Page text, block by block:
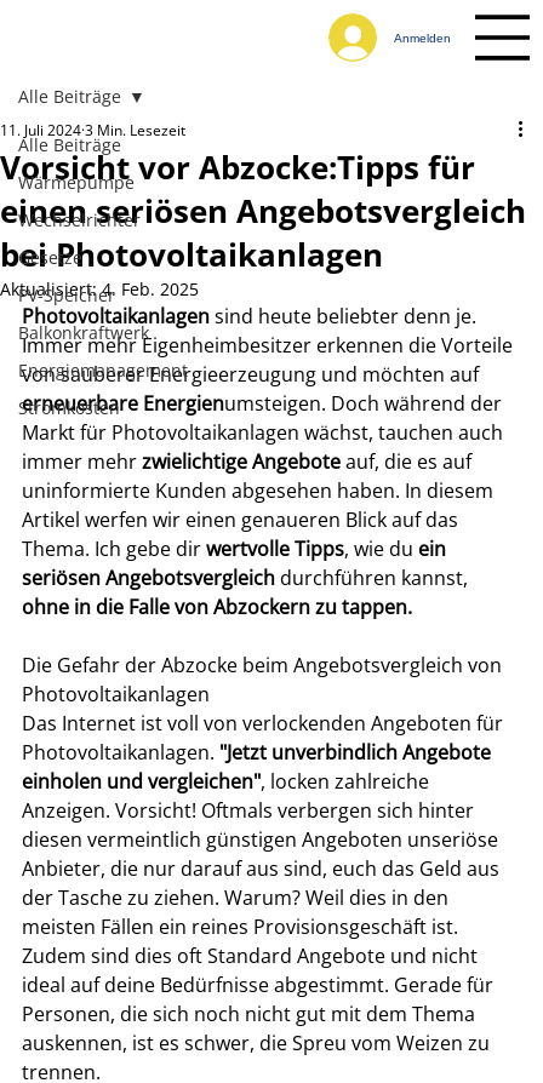
Anmelden
Alle Beiträge
Wärmepumpe
Wechselrichter
Gesetze
PV-Speicher
Balkonkraftwerk
Energiemanagement
Stromkosten
Alle Beiträge
Vorsicht vor Abzocke:Tipps für
einen seriösen Angebotsvergleich
bei Photovoltaikanlagen
11. Juli 20243 Min. Lesezeit
Aktualisiert:4. Feb. 2025
Photovoltaikanlagen sind heute beliebter denn je.
Immer mehr Eigenheimbesitzer erkennen die Vorteile
von sauberer Energieerzeugung und möchten auf
erneuerbare Energienumsteigen. Doch während der
Markt für Photovoltaikanlagen wächst, tauchen auch
immer mehr zwielichtige Angebote auf, die es auf
uninformierte Kunden abgesehen haben. In diesem
Artikel werfen wir einen genaueren Blick auf das
Thema. Ich gebe dir wertvolle Tipps, wie du ein
seriösen Angebotsvergleich durchführen kannst,
ohne in die Falle von Abzockern zu tappen.
Die Gefahr der Abzocke beim Angebotsvergleich von
Photovoltaikanlagen
Das Internet ist voll von verlockenden Angeboten für
Photovoltaikanlagen. "Jetzt unverbindlich Angebote
einholen und vergleichen", locken zahlreiche
Anzeigen. Vorsicht! Oftmals verbergen sich hinter
diesen vermeintlich günstigen Angeboten unseriöse
Anbieter, die nur darauf aus sind, euch das Geld aus
der Tasche zu ziehen. Warum? Weil dies in den
meisten Fällen ein reines Provisionsgeschäft ist.
Zudem sind dies oft Standard Angebote und nicht
ideal auf deine Bedürfnisse abgestimmt. Gerade für
Personen, die sich noch nicht gut mit dem Thema
auskennen, ist es schwer, die Spreu vom Weizen zu
trennen.